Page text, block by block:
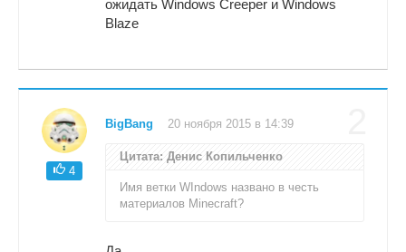
ожидать Windows Creeper и Windows
Blaze
4
BigBang 20 ноября 2015 в 14:39
Цитата: Денис Копильченко
Имя ветки WIndows названо в честь
материалов Minecraft?